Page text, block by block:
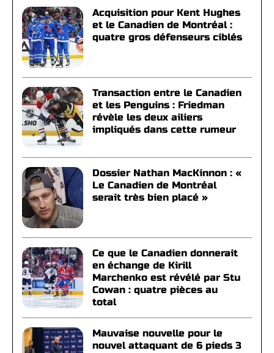
Acquisition pour Kent Hughes
et le Canadien de Montréal :
quatre gros défenseurs ciblés
Transaction entre le Canadien
et les Penguins : Friedman
révèle les deux ailiers
impliqués dans cette rumeur
Dossier Nathan MacKinnon : «
Le Canadien de Montréal
serait très bien placé »
Ce que le Canadien donnerait
en échange de Kirill
Marchenko est révélé par Stu
Cowan : quatre pièces au
total
Mauvaise nouvelle pour le
nouvel attaquant de 6 pieds 3